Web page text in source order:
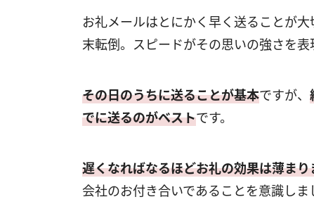
お礼メールはとにかく早く送ることが
末転倒。スピードがその思いの強さを表
その日のうちに送ることが基本ですが、
でに送るのがベストです。
遅くなればなるほどお礼の効果は薄まり
会社のお付き合いであることを意識しま